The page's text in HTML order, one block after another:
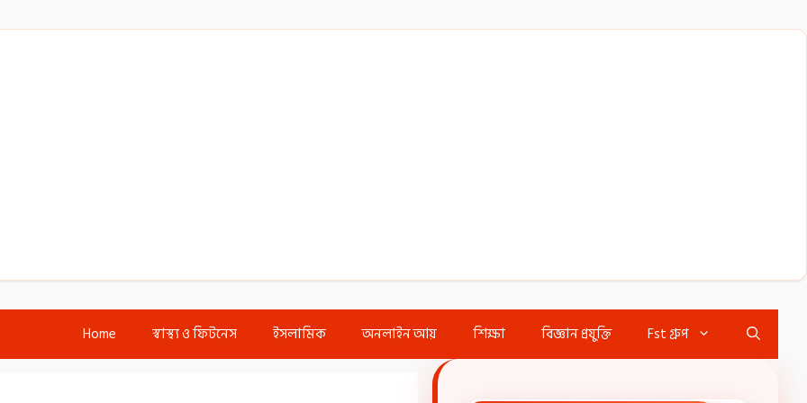
Home স্বাস্থ্য ও ফিটনেস ইসলামিক অনলাইন আয় শিক্ষা বিজ্ঞান প্রযুক্তি Fst গ্রুপ